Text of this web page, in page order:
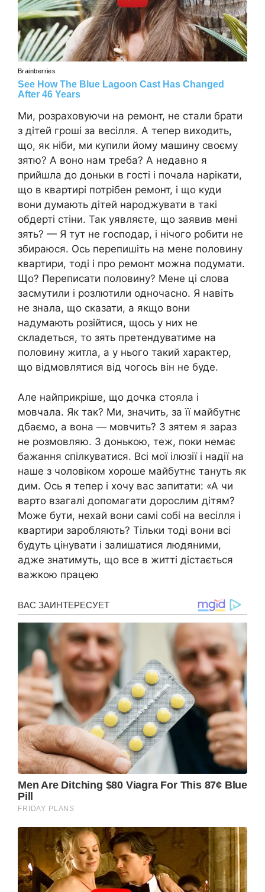
Ми, розраховуючи на ремонт, не стали брати
з дітей гроші за весілля. А тепер виходить,
що, як ніби, ми купили йому машину своєму
зятю? А воно нам треба? А недавно я
прийшла до доньки в гості і почала нарікати,
що в квартирі потрібен ремонт, і що куди
вони думають дітей народжувати в такі
обдерті стіни. Так уявляєте, що заявив мені
зять? — Я тут не господар, і нічого робити не
збираюся. Ось перепишіть на мене половину
квартири, тоді і про ремонт можна подумати.
Що? Переписати половину? Мене ці слова
засмутили і розлютили одночасно. Я навіть
не знала, що сказати, а якщо вони
надумають розійтися, щось у них не
складеться, то зять претендуватиме на
половину житла, а у нього такий характер,
що відмовлятися від чогось він не буде.
Але найприкріше, що дочка стояла і
мовчала. Як так? Ми, значить, за її майбутнє
дбаємо, а вона — мовчить? З зятем я зараз
не розмовляю. З донькою, теж, поки немає
бажання спілкуватися. Всі мої ілюзії і надії на
наше з чоловіком хороше майбутнє тануть як
дим. Ось я тепер і хочу вас запитати: «А чи
варто взагалі допомагати дорослим дітям?
Може бути, нехай вони самі собі на весілля і
квартири заробляють? Тільки тоді вони всі
будуть цінувати і залишатися людяними,
адже знатимуть, що все в житті дістається
важкою працею